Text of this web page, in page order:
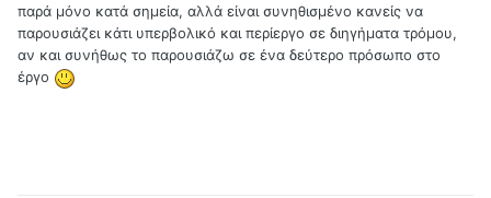
παρά μόνο κατά σημεία, αλλά είναι συνηθισμένο κανείς να
παρουσιάζει κάτι υπερβολικό και περίεργο σε διηγήματα τρόμου,
αν και συνήθως το παρουσιάζω σε ένα δεύτερο πρόσωπο στο
έργο